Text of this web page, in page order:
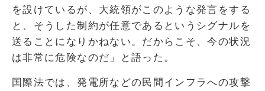
を設けているが、大統領がこのような発言をする
と、そうした制約が任意であるというシグナルを
送ることになりかねない。だからこそ、今の状況
は非常に危険なのだ」と語った。
国際法では、発電所などの民間インフラへの攻撃